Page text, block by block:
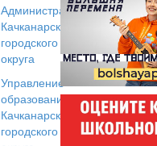
Администрация
Качканарского
городского
округа
Управление
образованием
Качканарского
городского